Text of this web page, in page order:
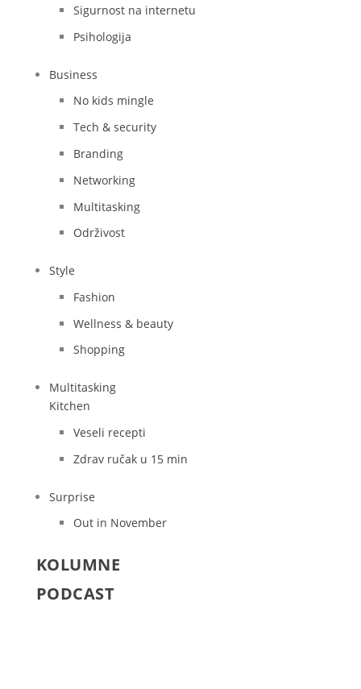
Sigurnost na internetu
Psihologija
Business
No kids mingle
Tech & security
Branding
Networking
Multitasking
Održivost
Style
Fashion
Wellness & beauty
Shopping
Multitasking
Kitchen
Veseli recepti
Zdrav ručak u 15 min
Surprise
Out in November
KOLUMNE
PODCAST